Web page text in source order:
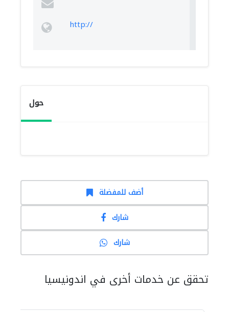
http://
حول
أضف للمفضلة
شارك
شارك
تحقق عن خدمات أخرى في اندونيسيا